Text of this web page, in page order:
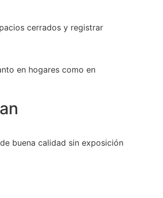
cerrados y registrar
en hogares como en
buena calidad sin exposición